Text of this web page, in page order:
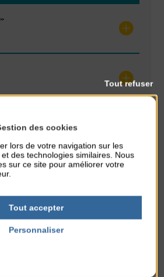
des cookies
lors de votre navigation sur les
des technologies similaires. Nous
sur ce site pour améliorer votre
Tout accepter
Tout refuser
Personnaliser